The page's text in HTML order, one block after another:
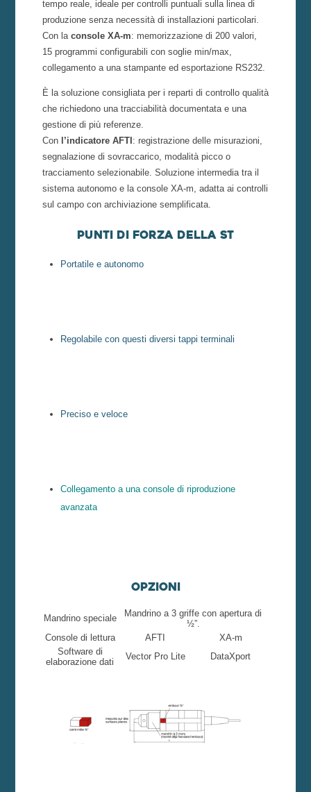
tempo reale, ideale per controlli puntuali sulla linea di
produzione senza necessità di installazioni particolari.
Con la console XA-m: memorizzazione di 200 valori,
15 programmi configurabili con soglie min/max,
collegamento a una stampante ed esportazione RS232.
È la soluzione consigliata per i reparti di controllo qualità
che richiedono una tracciabilità documentata e una
gestione di più referenze.
Con l’indicatore AFTI: registrazione delle misurazioni,
segnalazione di sovraccarico, modalità picco o
tracciamento selezionabile. Soluzione intermedia tra il
sistema autonomo e la console XA-m, adatta ai controlli
sul campo con archiviazione semplificata.
Punti di forza della ST
Portatile e autonomo
Regolabile con questi diversi tappi terminali
Preciso e veloce
Collegamento a una console di riproduzione
avanzata
Opzioni
Mandrino speciale
Mandrino a 3 griffe con apertura di
½”.
Console di lettura
AFTI
XA-m
Software di
elaborazione dati
Vector Pro Lite DataXport